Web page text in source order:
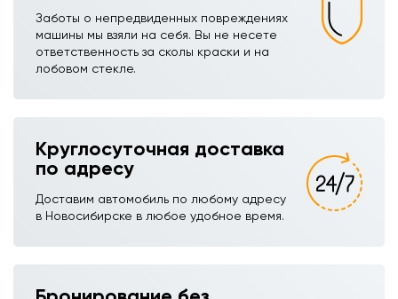
Заботы о непредвиденных повреждениях
машины мы взяли на себя. Вы не несете
ответственность за сколы краски и на
лобовом стекле.
Круглосуточная доставка
по адресу
Доставим автомобиль по любому адресу
в Новосибирске в любое удобное время.